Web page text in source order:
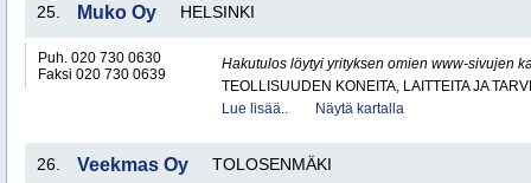
25. Muko Oy HELSINKI
Puh. 020 730 0630
Faksi 020 730 0639
Hakutulos löytyi yrityksen omien www-sivujen
TEOLLISUUDEN KONEITA, LAITTEITA JA
Lue lisää..
Näytä kartalla
26. Veekmas Oy TOLOSENMÄKI